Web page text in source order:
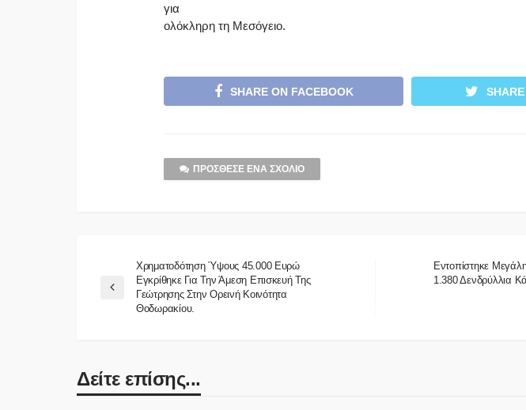
για
ολόκληρη τη Μεσόγειο.
SHARE ON FACEBOOK
ΠΡΌΣΘΕΣΕ ΈΝΑ ΣΧΌΛΙΟ
Χρηματοδότηση Ύψους 45.000 Ευρώ
Εγκρίθηκε Για Την Άμεση Επισκευή Της
Γεώτρησης Στην Ορεινή Κοινότητα
Θοδωρακίου.
Εντοπίστηκε
1.380 Δενδρύλλια
Δείτε επίσης...